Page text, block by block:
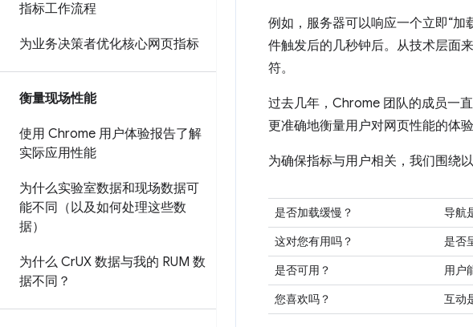
指标工作流程
为业务决策者优化核心网页指标
衡量现场性能
使用 Chrome 用户体验报告了解
实际应用性能
为什么实验室数据和现场数据可
能不同（以及如何处理这些数
据）
为什么 CrUX 数据与我的 RUM 数
据不同？
例如，服务器可以响应一个立即“
件触发后的几秒钟后。从技术层面
符。
过去几年，Chrome 团队的成员一
更准确地衡量用户对网页性能的体验
为确保指标与用户相关，我们围绕
是否加载缓慢？
导航
这对您有用吗？
是否
是否可用？
用户
您喜欢吗？
互动